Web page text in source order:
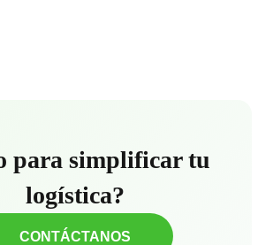
para simplificar tu
logística?
CONTÁCTANOS